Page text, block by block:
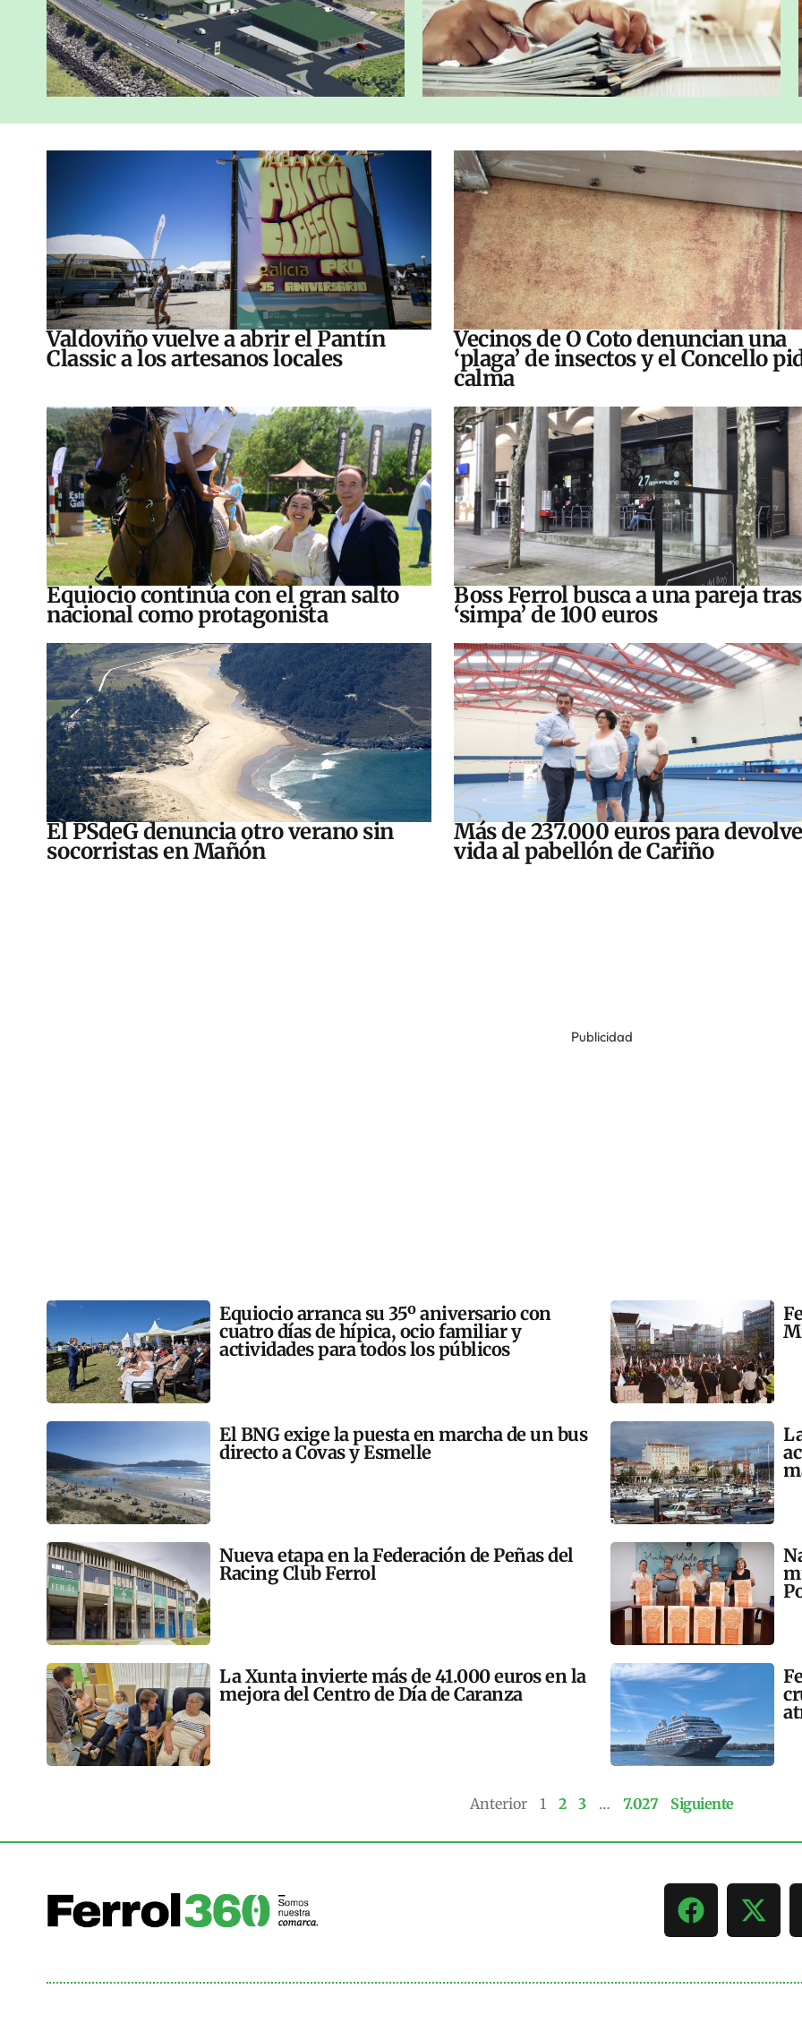
Valdoviño vuelve a abrir el Pantín
Classic a los artesanos locales
Vecinos de O Coto denuncian una
‘plaga’ de insectos y el Concello
calma
Equiocio continúa con el gran salto
nacional como protagonista
Boss Ferrol busca a una pareja
‘simpa’ de 100 euros
El PSdeG denuncia otro verano sin
socorristas en Mañón
Más de 237.000 euros para
vida al pabellón de Cariño
Publicidad
Equiocio arranca su 35º aniversario con
cuatro días de hípica, ocio familiar y
actividades para todos los públicos
El BNG exige la puesta en marcha de un bus
directo a Covas y Esmelle
Nueva etapa en la Federación de Peñas del
Racing Club Ferrol
La Xunta invierte más de 41.000 euros en la
mejora del Centro de Día de Caranza
Anterior 1 2 3 … 7.027 Siguiente